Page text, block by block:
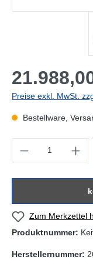
Preise exkl. MwSt.
Bestellware,
Zum Merkzettel
Produktnummer:
Herstellernummer: